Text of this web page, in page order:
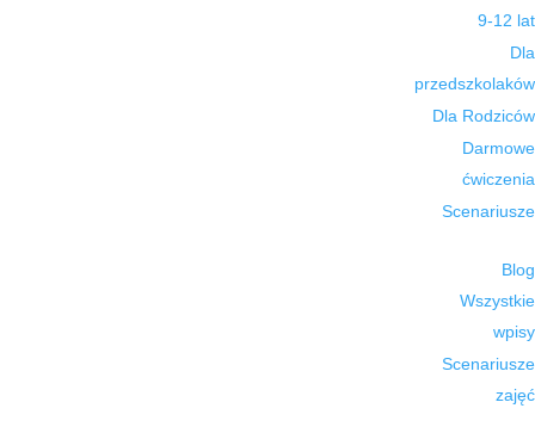
9-12 lat
Dla
przedszkolaków
Dla Rodziców
Darmowe
ćwiczenia
Scenariusze
Blog
Wszystkie
wpisy
Scenariusze
zajęć